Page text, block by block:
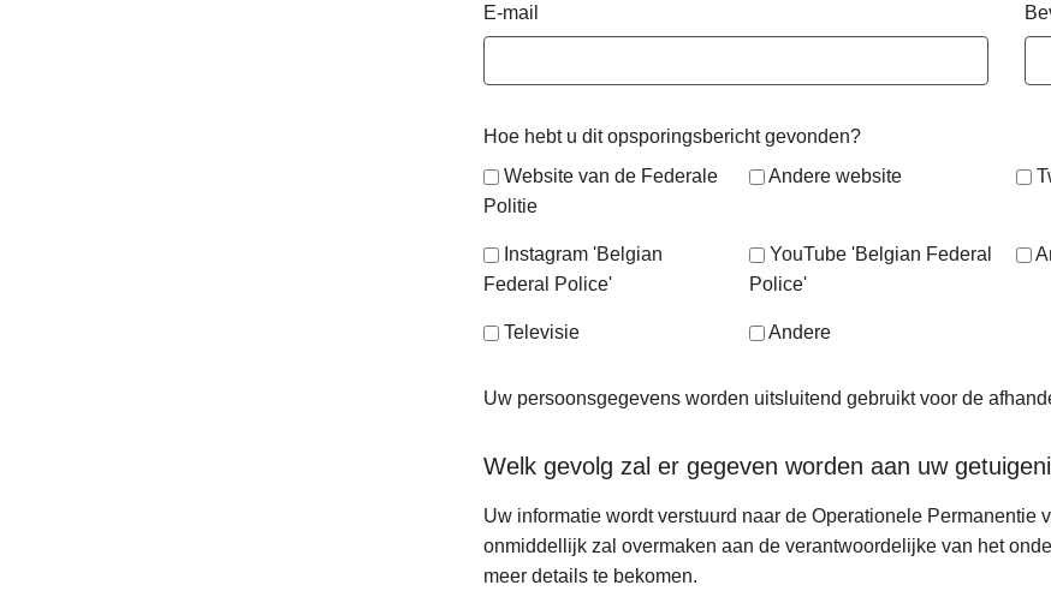
E-mail
Hoe hebt u dit opsporingsbericht gevonden?
Website van de Federale
Politie
Andere website
Instagram 'Belgian
Federal Police'
YouTube 'Belgian Federal
Police'
Televisie Andere
Uw persoonsgegevens worden uitsluitend gebruikt voor de
Welk gevolg zal er gegeven worden aan uw
Uw informatie wordt verstuurd naar de Operationele
onmiddellijk zal overmaken aan de verantwoordelijke van het
meer details te bekomen.